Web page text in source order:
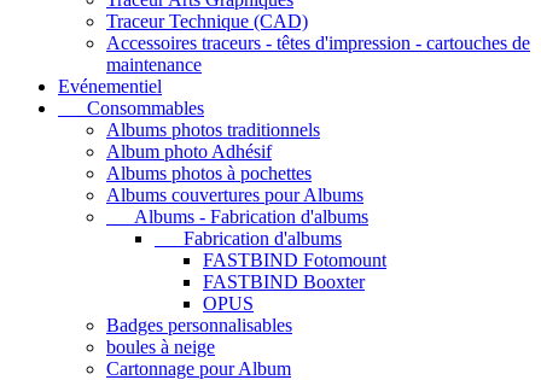
Traceur Technique (CAD)
Accessoires traceurs - têtes d'impression - cartouches de
maintenance
Evénementiel
Consommables
Albums photos traditionnels
Album photo Adhésif
Albums photos à pochettes
Albums couvertures pour Albums
Albums - Fabrication d'albums
Fabrication d'albums
FASTBIND Fotomount
FASTBIND Booxter
OPUS
Badges personnalisables
boules à neige
Cartonnage pour Album